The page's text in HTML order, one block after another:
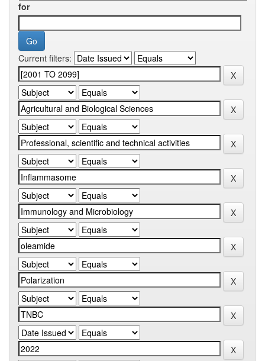
for
Current filters: